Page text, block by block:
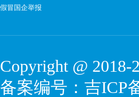
假冒国企举报
Copyright @
备案编号： 吉ICP